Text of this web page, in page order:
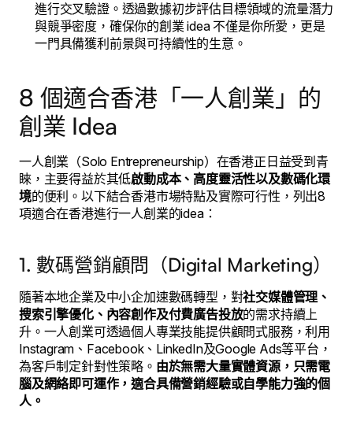
進行交叉驗證。透過數據初步評估目標領域的流量潛力
與競爭密度，確保你的創業 idea 不僅是你所愛，更是
一門具備獲利前景與可持續性的生意。
8 個適合香港「一人創業」的
創業 Idea
一人創業（Solo Entrepreneurship）在香港正日益受到青
睞，主要得益於其低啟動成本、高度靈活性以及數碼化環
境的便利。以下結合香港市場特點及實際可行性，列出8
項適合在香港進行一人創業的idea：
1. 數碼營銷顧問（Digital Marketing）
隨著本地企業及中小企加速數碼轉型，對社交媒體管理、
搜索引擎優化、內容創作及付費廣告投放的需求持續上
升。一人創業可透過個人專業技能提供顧問式服務，利用
Instagram、Facebook、LinkedIn及Google Ads等平台，
為客戶制定針對性策略。 由於無需大量實體資源，只需電
腦及網絡即可運作，適合具備營銷經驗或自學能力強的個
人。